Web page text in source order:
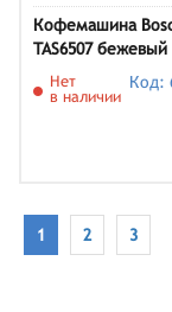
Кофемашина
TAS6507 бежевый
Нет
в наличии
Код:
1 2 3